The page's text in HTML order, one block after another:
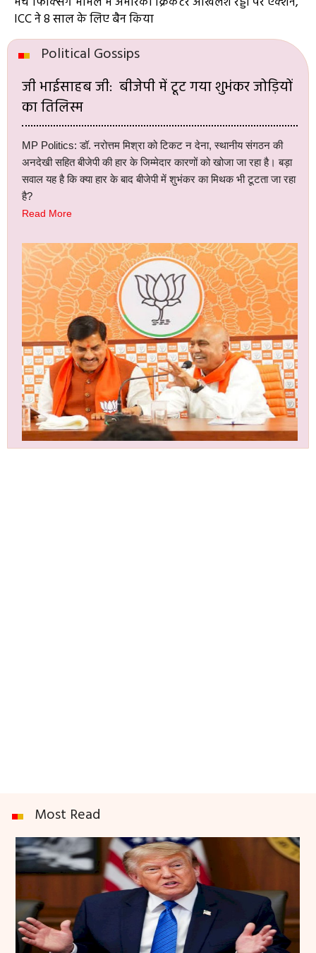
ICC ने 8 साल के लिए बैन किया
Political Gossips
जी भाईसाहब जी: बीजेपी में टूट गया शुभंकर जोड़ियों
का तिलिस्म
MP Politics: डॉ. नरोत्तम मिश्रा को टिकट न देना, स्थानीय संगठन की
अनदेखी सहित बीजेपी की हार के जिम्मेदार कारणों को खोजा जा रहा है। बड़ा
सवाल यह है कि क्या हार के बाद बीजेपी में शुभंकर का मिथक भी टूटता जा रहा
है?
Read More
Most Read